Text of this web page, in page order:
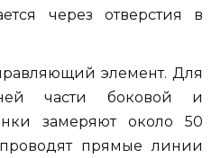
через отверстия в
элемент. Для
части боковой и
замеряют около 50
прямые линии